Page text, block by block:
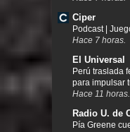
Ciper
Podcast |
Hace 7 horas.
El Universal
Perú traslada
para impulsar
Hace 11 horas.
Radio U. de
Pía Greene